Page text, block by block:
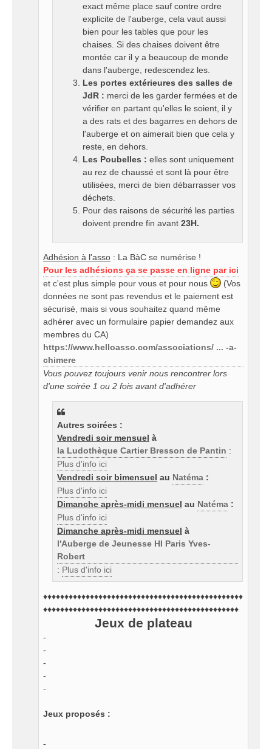
exact même place sauf contre ordre
explicite de l'auberge, cela vaut aussi
bien pour les tables que pour les
chaises. Si des chaises doivent être
montée car il y a beaucoup de monde
dans l'auberge, redescendez les.
Les portes extérieures des salles de
JdR : merci de les garder fermées et de
vérifier en partant qu'elles le soient, il y
a des rats et des bagarres en dehors de
l'auberge et on aimerait bien que cela y
reste, en dehors.
Les Poubelles : elles sont uniquement
au rez de chaussé et sont là pour être
utilisées, merci de bien débarrasser vos
déchets.
Pour des raisons de sécurité les parties
doivent prendre fin avant 23H.
Adhésion à l'asso : La BàC se numérise !
Pour les adhésions ça se passe en ligne par ici
et c'est plus simple pour vous et pour nous
(Vos
données ne sont pas revendus et le paiement est
sécurisé, mais si vous souhaitez quand même
adhérer avec un formulaire papier demandez aux
membres du CA)
https://www.helloasso.com/associations/ ... -a-
chimere
Vous pouvez toujours venir nous rencontrer lors
d'une soirée 1 ou 2 fois avant d'adhérer
Autres soirées :
Vendredi soir mensuel à
la Ludothèque Cartier Bresson de Pantin :
Plus d'info ici
Vendredi soir bimensuel au Natéma :
Plus d'info ici
Dimanche après-midi mensuel au Natéma :
Plus d'info ici
Dimanche après-midi mensuel à
l'Auberge de Jeunesse HI Paris Yves-
Robert
: Plus d'info ici
♦♦♦♦♦♦♦♦♦♦♦♦♦♦♦♦♦♦♦♦♦♦♦♦♦♦♦♦♦♦♦♦♦♦♦♦♦♦♦♦♦♦♦♦♦♦♦
♦♦♦♦♦♦♦♦♦♦♦♦♦♦♦♦♦♦♦♦♦♦♦♦♦♦♦♦♦♦♦♦♦♦♦♦♦♦♦♦♦♦♦♦♦♦
Jeux de plateau
-
-
-
-
-
Jeux proposés :
-